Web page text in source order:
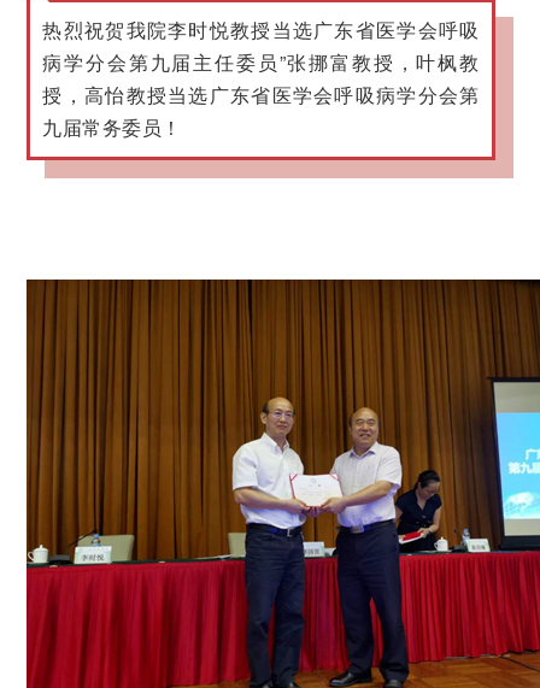
热烈祝贺我院李时悦教授当选广东省医学会呼吸
病学分会第九届主任委员”张挪富教授，叶枫教
授，高怡教授当选广东省医学会呼吸病学分会第
九届常务委员！